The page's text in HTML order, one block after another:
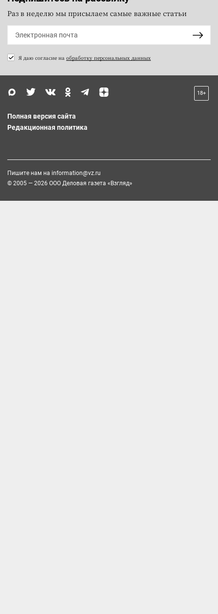
Раз в неделю мы присылаем самые важные статьи
Я даю согласие на обработку персональных данных
18+
Полная версия сайта
Редакционная политика
Пишите нам на information@vz.ru
© 2005 — 2026 ООО Деловая газета «Взгляд»